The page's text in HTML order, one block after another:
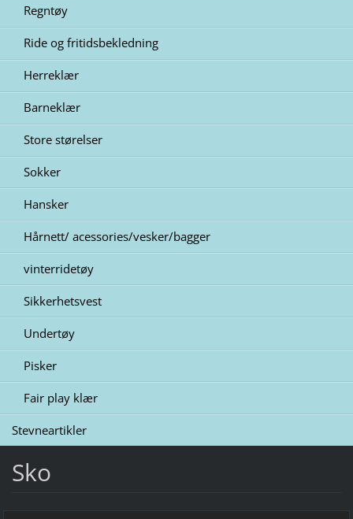
Regntøy
Ride og fritidsbekledning
Herreklær
Barneklær
Store størelser
Sokker
Hansker
Hårnett/ acessories/vesker/bagger
vinterridetøy
Sikkerhetsvest
Undertøy
Pisker
Fair play klær
Stevneartikler
Sko